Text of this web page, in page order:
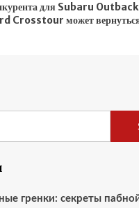
для Subaru
Crosstour может
гренки: секреты